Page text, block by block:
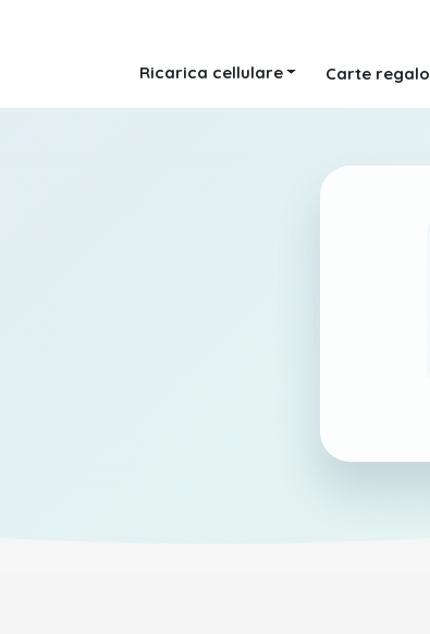
Ricarica cellulare Carte regalo